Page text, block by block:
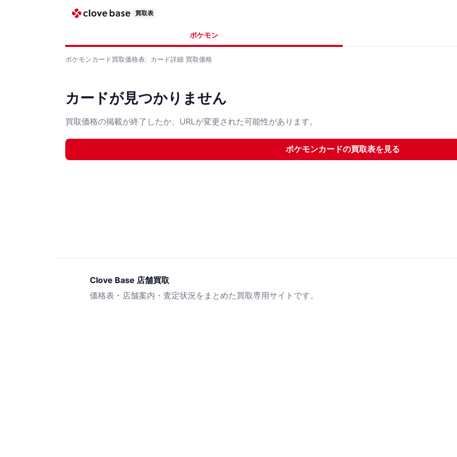
買取表
ポケモン
ポケモンカード買取価格表 カード詳細 買取価格
カードが見つかりません
買取価格の掲載が終了したか、URLが変更された可能性があります。
ポケモンカードの買取表を見る
Clove Base 店舗買取
価格表・店舗案内・査定状況をまとめた買取専用サイトです。